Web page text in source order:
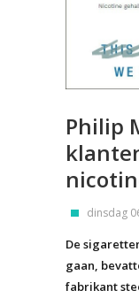
Philip
dinsdag
De
gaan,
fabrikant